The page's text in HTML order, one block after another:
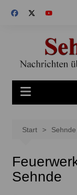
Inhalt
Start Sehnde
Sehnde